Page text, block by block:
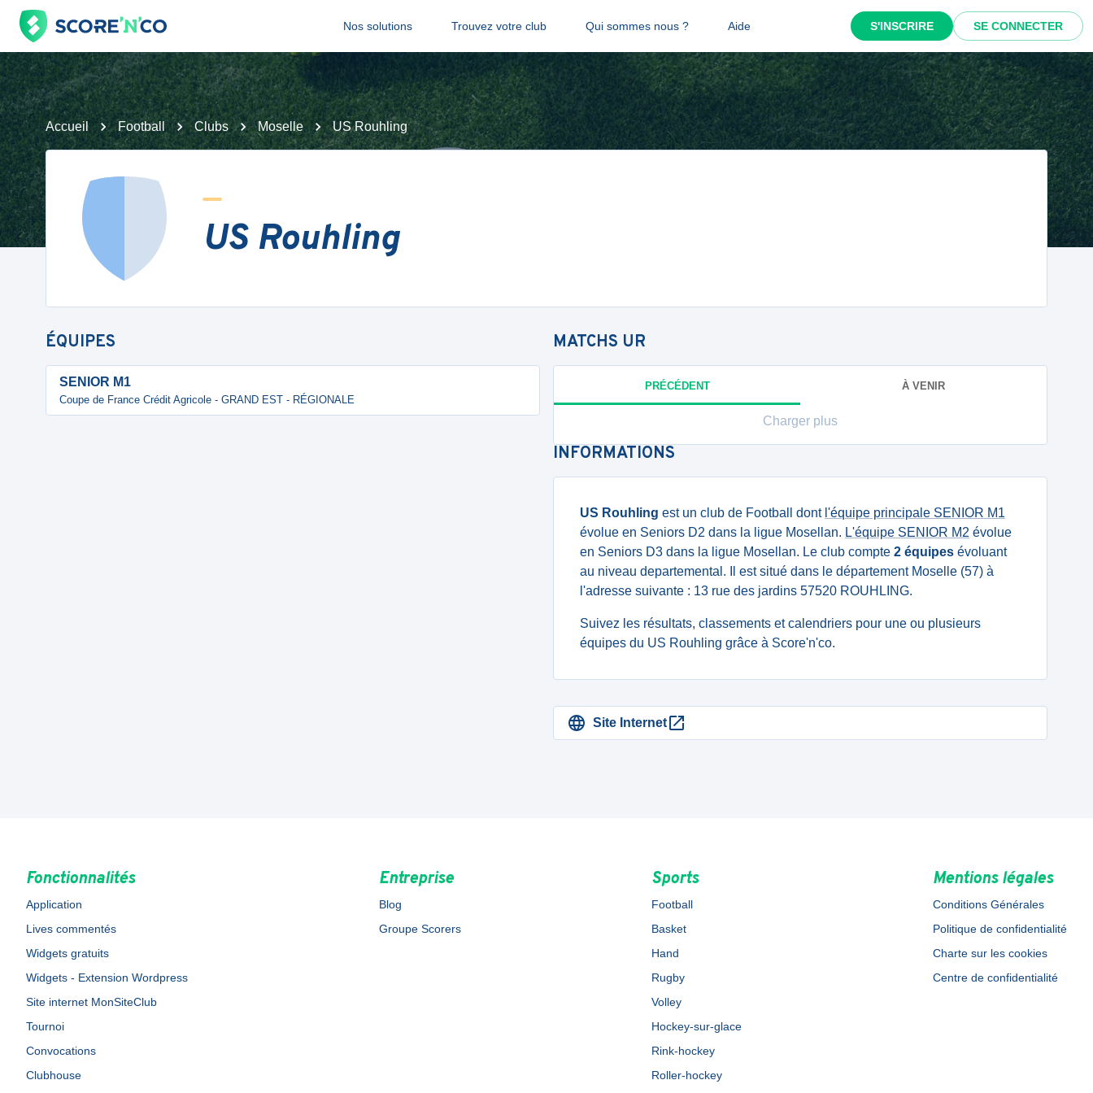
Nos solutions Trouvez votre club Qui sommes nous ? Aide S'INSCRIRE SE CONNECTER
Accueil Football Clubs Moselle US Rouhling
US Rouhling
ÉQUIPES
SENIOR M1
Coupe de France Crédit Agricole - GRAND EST - RÉGIONALE
MATCHS UR
PRÉCÉDENT À VENIR
Charger plus
INFORMATIONS
US Rouhling est un club de Football dont l'équipe principale SENIOR M1
évolue en Seniors D2 dans la ligue Mosellan. L'équipe SENIOR M2 évolue
en Seniors D3 dans la ligue Mosellan. Le club compte 2 équipes évoluant
au niveau departemental. Il est situé dans le département Moselle (57) à
l'adresse suivante : 13 rue des jardins 57520 ROUHLING.
Suivez les résultats, classements et calendriers pour une ou plusieurs
équipes du US Rouhling grâce à Score'n'co.
Site Internet
Fonctionnalités
Application
Lives commentés
Widgets gratuits
Widgets - Extension Wordpress
Site internet MonSiteClub
Tournoi
Convocations
Clubhouse
Entreprise
Blog
Groupe Scorers
Sports
Football
Basket
Hand
Rugby
Volley
Hockey-sur-glace
Rink-hockey
Roller-hockey
Mentions légales
Conditions Générales
Politique de confidentialité
Charte sur les cookies
Centre de confidentialité